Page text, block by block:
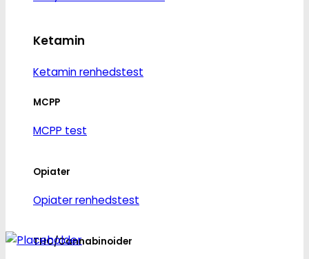
Ketamin
Ketamin renhedstest
MCPP
MCPP test
Opiater
Opiater renhedstest
THC/Cannabinoider